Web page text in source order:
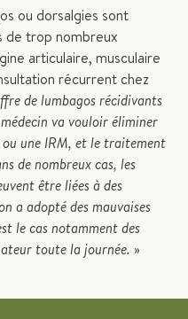
ou dorsalgies sont
de trop nombreux
articulaire, musculaire
récurrent chez
de lumbagos récidivants
va vouloir éliminer
une IRM, et le traitement
de nombreux cas, les
être liées à des
a adopté des mauvaises
le cas notamment des
toute la journée. »